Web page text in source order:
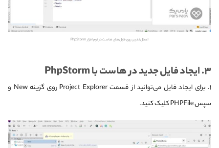
اعمال تغییر روی فایل‌های هاست در نرم افزار PhpStorm
۳. ایجاد فایل جدید در هاست با PhpStorm
۱. برای ایجاد فایل می‌توانید از قسمت Project Explorer روی گزینه New و
سپس PHPFile کلیک کنید.